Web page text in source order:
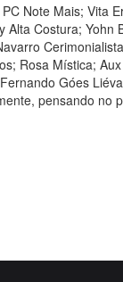
Note Mais; Vita
Alta Costura;
Rosa Mística;
Góes
pensando no